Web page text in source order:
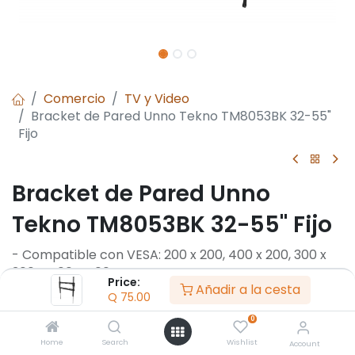
Price:
Q 75.00 Añadir a la cesta
Home Search
0
Wishlist Account
Comercio
TV y Video
Bracket de Pared Unno Tekno TM8053BK 32-55"
Fijo
Bracket de Pared Unno
Tekno TM8053BK 32-55" Fijo
- Compatible con VESA: 200 x 200, 400 x 200, 300 x
300 y 400 x 400.
- Tamaños de pantalla compatibles: hasta 32″ hasta
55"
- Capacidad de carga: 77 lb
- Ángulo de inclinación: 8° arriba y abajo